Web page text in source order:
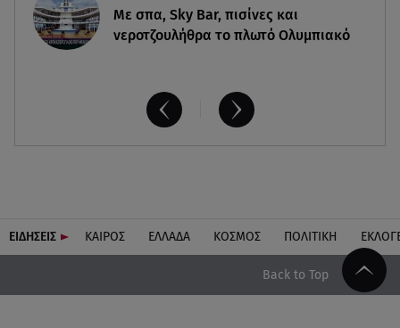
Με σπα, Sky Bar, πισίνες και
νεροτζουλήθρα το πλωτό Ολυμπιακό
ΕΙΔΗΣΕΙΣ ΚΑΙΡΟΣ ΕΛΛΑΔΑ ΚΟΣΜΟΣ ΠΟΛΙΤΙΚΗ
Back to Top